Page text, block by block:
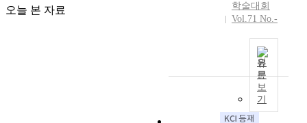
오늘 본 자료
학술대회
Vol.71 No.-
원
문
보
기